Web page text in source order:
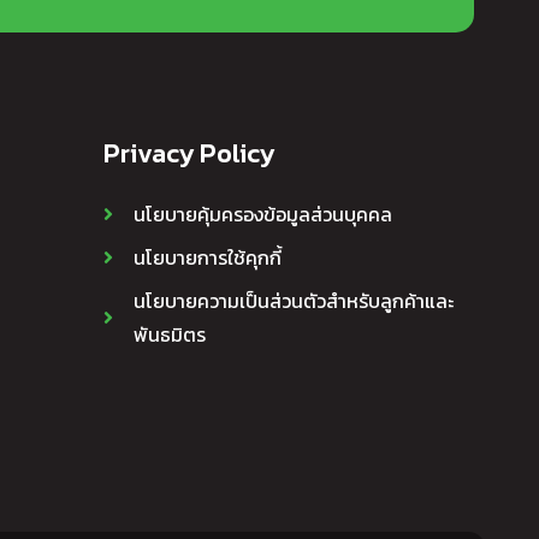
Privacy Policy
นโยบายคุ้มครองข้อมูลส่วนบุคคล
นโยบายการใช้คุกกี้
นโยบายความเป็นส่วนตัวสำหรับลูกค้าและ
พันธมิตร